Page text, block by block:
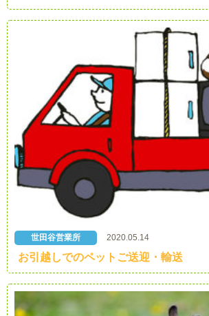
世田谷営業所 2020.05.14
お引越しでのペットご送迎・輸送